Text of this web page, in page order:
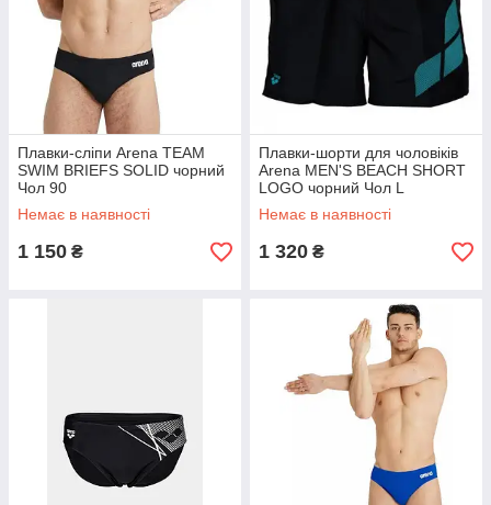
Плавки-сліпи Arena TEAM
SWIM BRIEFS SOLID чорний
Чол 90
Немає в наявності
1 150 ₴
Плавки-шорти для чоловіків
Arena MEN'S BEACH SHORT
LOGO чорний Чол L
Немає в наявності
1 320 ₴